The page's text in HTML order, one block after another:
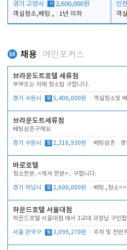
경기 고양시 시
2,600,000원
객실청소,베팅 ,
1년 이하
인
객
채용 메인포커스
브라운도트호텔 세류점
부부또는 자매 청소팀 구합니다.
경기 수원시 월 5,400,000원 객실청소및
브라운도트세류점
베팅삼촌구해요
경기 수원시 월 2,316,930원 베팅삼촌
바로호텔
청소한분..<캐셔 한분>.. 구합니다.
경기 하남시 월 2,600,000원
하운드호텔 서울대점
하운드호텔 서울대점 에서 3교대 과장님 구인
서울 관악구 월 3,099,270원